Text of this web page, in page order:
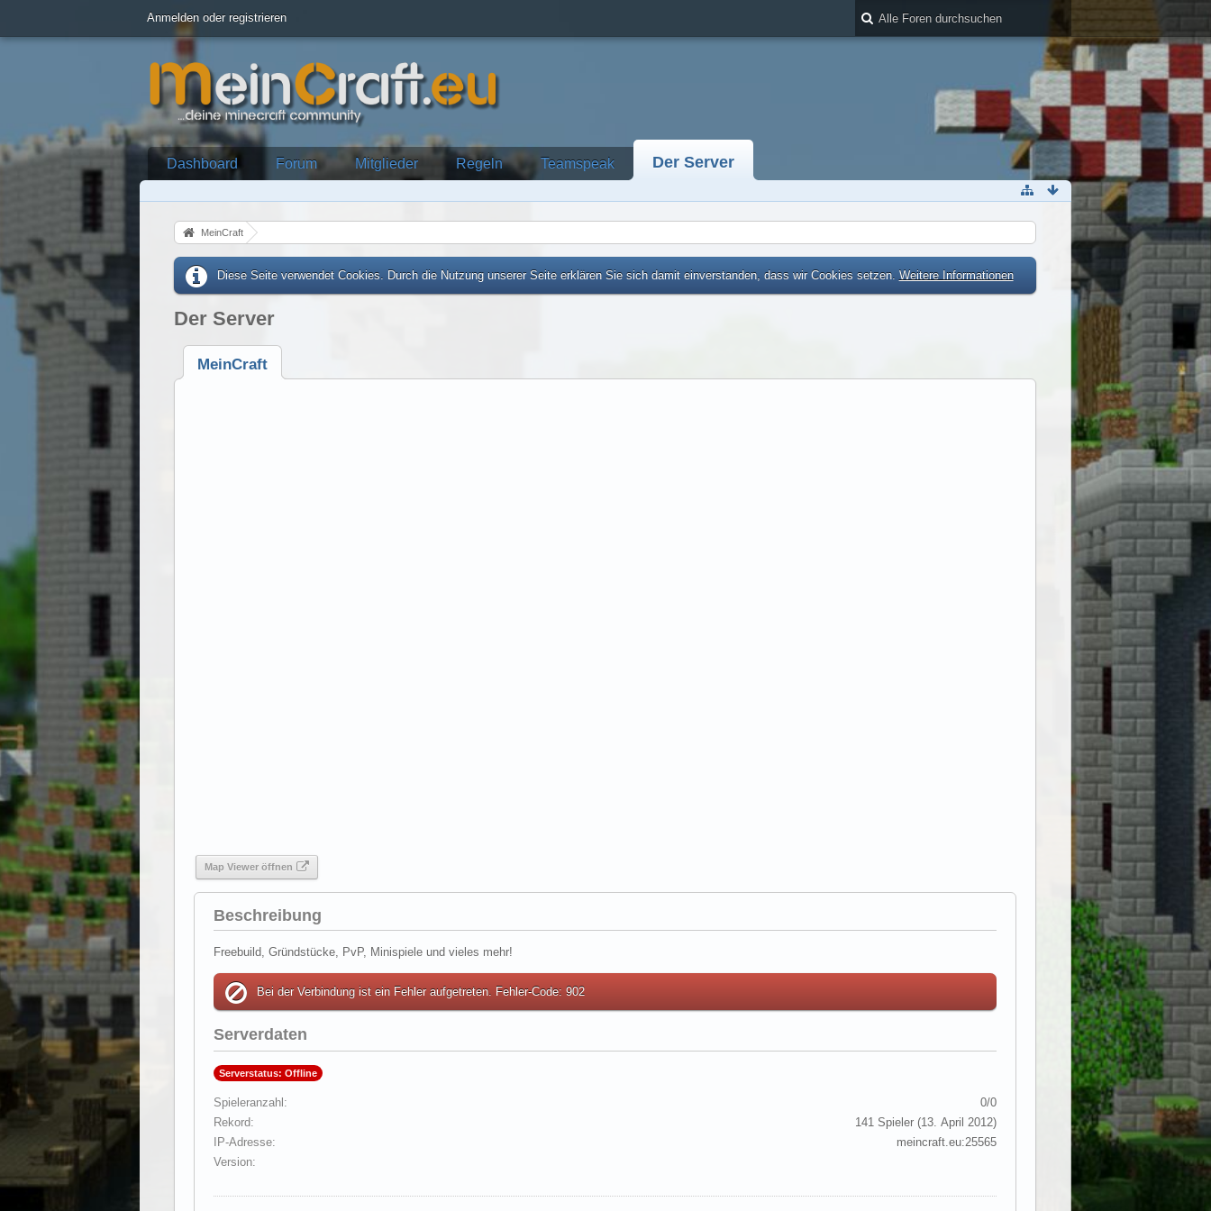
Anmelden oder registrieren
Dashboard Forum Mitglieder Regeln Teamspeak Der Server
MeinCraft
Diese Seite verwendet Cookies. Durch die Nutzung unserer Seite erklären Sie sich damit einverstanden, dass wir Cookies setzen. Weitere Informationen
Der Server
MeinCraft
Map Viewer öffnen
Beschreibung
Freebuild, Gründstücke, PvP, Minispiele und vieles mehr!
Bei der Verbindung ist ein Fehler aufgetreten. Fehler-Code: 902
Serverdaten
Serverstatus: Offline
Spieleranzahl
0/0
Rekord
141 Spieler (13. April 2012)
IP-Adresse
meincraft.eu:25565
Version